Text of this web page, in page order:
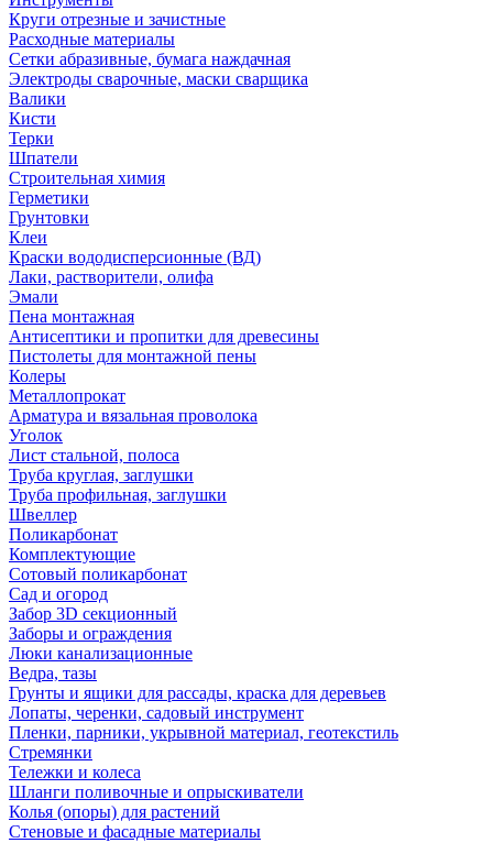
Круги отрезные и зачистные
Расходные материалы
Сетки абразивные, бумага наждачная
Электроды сварочные, маски сварщика
Валики
Кисти
Терки
Шпатели
Строительная химия
Герметики
Грунтовки
Клеи
Краски вододисперсионные (ВД)
Лаки, растворители, олифа
Эмали
Пена монтажная
Антисептики и пропитки для древесины
Пистолеты для монтажной пены
Колеры
Металлопрокат
Арматура и вязальная проволока
Уголок
Лист стальной, полоса
Труба круглая, заглушки
Труба профильная, заглушки
Швеллер
Поликарбонат
Комплектующие
Сотовый поликарбонат
Сад и огород
Забор 3D секционный
Заборы и ограждения
Люки канализационные
Ведра, тазы
Грунты и ящики для рассады, краска для деревьев
Лопаты, черенки, садовый инструмент
Пленки, парники, укрывной материал, геотекстиль
Стремянки
Тележки и колеса
Шланги поливочные и опрыскиватели
Колья (опоры) для растений
Стеновые и фасадные материалы